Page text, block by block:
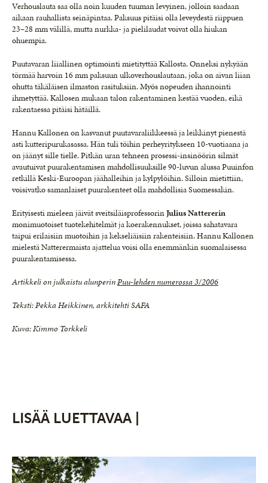
Verhouslauta saa olla noin kuuden tuuman levyinen, jolloin saadaan
aikaan rauhallista seinäpintaa. Paksuus pitäisi olla leveydestä riippuen
23–28 mm välillä, mutta nurkka- ja pielilaudat voivat olla hiukan
ohuempia.
Puutavaran liiallinen optimointi mietityttää Kallosta. Onneksi nykyään
törmää harvoin 16 mm paksuun ulkoverhouslautaan, joka on aivan liian
ohutta täkäläisen ilmaston rasituksiin. Myös nopeuden ihannointi
ihmetyttää. Kallosen mukaan talon rakentaminen kestää vuoden, eikä
rakentaessa pitäisi hätäillä.
Hannu Kallonen on kasvanut puutavaraliikkeessä ja leikkinyt pienestä
asti kutteripurukasassa. Hän tuli töihin perheyritykseen 10-vuotiaana ja
on jäänyt sille tielle. Pitkän uran tehneen prosessi-insinöörin silmät
avautuivat puurakentamisen mahdollisuuksille 90-luvun alussa Puuinfon
retkillä Keski-Euroopan jäähalleihin ja kylpylöihin. Silloin mietittiin,
voisivatko samanlaiset puurakenteet olla mahdollisia Suomessakin.
Erityisesti mieleen jäivät sveitsiläisprofessorinJulius Nattererin
monimuotoiset tuotekehitelmät ja koerakennukset, joissa sahatavara
taipui erilaisiin muotoihin ja kekseliäisiin rakenteisiin. Hannu Kallonen
mielestä Natterermaista ajattelua voisi olla enemmänkin suomalaisessa
puurakentamisessa.
Artikkeli on julkaistu alunperinPuu-lehden numerossa 3/2006
Teksti: Pekka Heikkinen, arkkitehti SAFA
Kuva: Kimmo Torkkeli
LISÄÄ LUETTAVAA |